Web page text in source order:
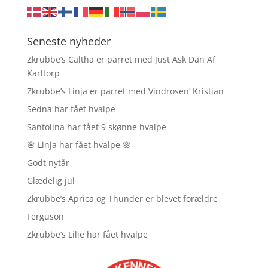
Seneste nyheder
Zkrubbe’s Caltha er parret med Just Ask Dan Af
Karltorp
Zkrubbe’s Linja er parret med Vindrosen’ Kristian
Sedna har fået hvalpe
Santolina har fået 9 skønne hvalpe
🌸 Linja har fået hvalpe 🌸
Godt nytår
Glædelig jul
Zkrubbe’s Aprica og Thunder er blevet forældre
Ferguson
Zkrubbe’s Lilje har fået hvalpe